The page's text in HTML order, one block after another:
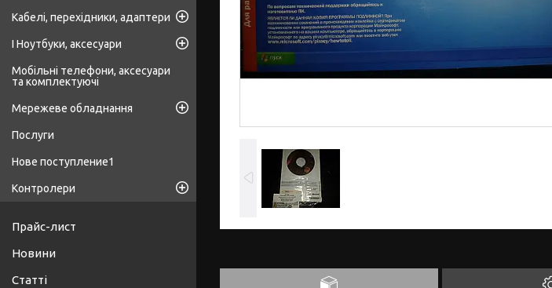
Кабелі, перехідники, адаптери
І Ноутбуки, аксесуари
Мобільні телефони, аксесуари
та комплектуючі
Мережеве обладнання
Послуги
Нове поступление1
Контролери
Прайс-лист
Новини
Статті